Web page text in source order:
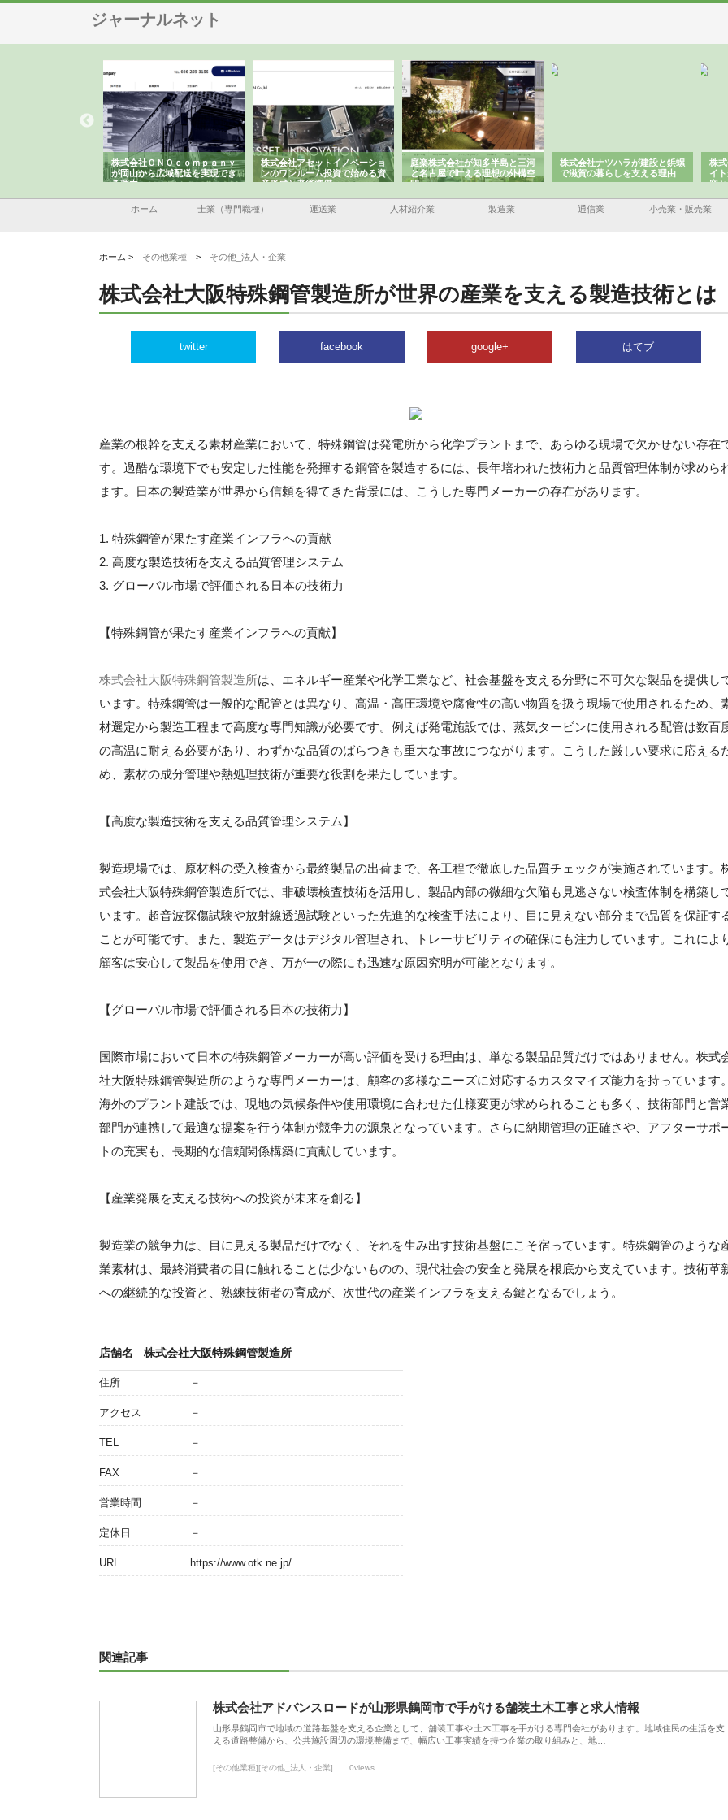
ジャーナルネット
株式会社ＯＮＯｃｏｍｐａｎｙ
が岡山から広域配送を実現でき
る理由
株式会社アセットイノベーショ
ンのワンルーム投資で始める資
産形成と老後準備
庭楽株式会社が知多半島と三河
と名古屋で叶える理想の外構空
間
株式会社ナツハラが建設と鋲螺
で滋賀の暮らしを支える理由
株
イ
容
ホーム 士業（専門職種） 運送業 人材紹介業 製造業 通信業 小売業・販売業
ホーム > その他業種 > その他_法人・企業
株式会社大阪特殊鋼管製造所が世界の産業を支える製造技術とは
twitter facebook google+ はてブ
産業の根幹を支える素材産業において、特殊鋼管は発電所から化学プラントまで、あらゆる現場で欠かせない存在
す。過酷な環境下でも安定した性能を発揮する鋼管を製造するには、長年培われた技術力と品質管理体制が求めら
ます。日本の製造業が世界から信頼を得てきた背景には、こうした専門メーカーの存在があります。
1. 特殊鋼管が果たす産業インフラへの貢献
2. 高度な製造技術を支える品質管理システム
3. グローバル市場で評価される日本の技術力
【特殊鋼管が果たす産業インフラへの貢献】
株式会社大阪特殊鋼管製造所は、エネルギー産業や化学工業など、社会基盤を支える分野に不可欠な製品を提供し
います。特殊鋼管は一般的な配管とは異なり、高温・高圧環境や腐食性の高い物質を扱う現場で使用されるため、
材選定から製造工程まで高度な専門知識が必要です。例えば発電施設では、蒸気タービンに使用される配管は数百
の高温に耐える必要があり、わずかな品質のばらつきも重大な事故につながります。こうした厳しい要求に応える
め、素材の成分管理や熱処理技術が重要な役割を果たしています。
【高度な製造技術を支える品質管理システム】
製造現場では、原材料の受入検査から最終製品の出荷まで、各工程で徹底した品質チェックが実施されています。
式会社大阪特殊鋼管製造所では、非破壊検査技術を活用し、製品内部の微細な欠陥も見逃さない検査体制を構築し
います。超音波探傷試験や放射線透過試験といった先進的な検査手法により、目に見えない部分まで品質を保証す
ことが可能です。また、製造データはデジタル管理され、トレーサビリティの確保にも注力しています。これによ
顧客は安心して製品を使用でき、万が一の際にも迅速な原因究明が可能となります。
【グローバル市場で評価される日本の技術力】
国際市場において日本の特殊鋼管メーカーが高い評価を受ける理由は、単なる製品品質だけではありません。株式
社大阪特殊鋼管製造所のような専門メーカーは、顧客の多様なニーズに対応するカスタマイズ能力を持っています。
海外のプラント建設では、現地の気候条件や使用環境に合わせた仕様変更が求められることも多く、技術部門と営
部門が連携して最適な提案を行う体制が競争力の源泉となっています。さらに納期管理の正確さや、アフターサポ
トの充実も、長期的な信頼関係構築に貢献しています。
【産業発展を支える技術への投資が未来を創る】
製造業の競争力は、目に見える製品だけでなく、それを生み出す技術基盤にこそ宿っています。特殊鋼管のような
業素材は、最終消費者の目に触れることは少ないものの、現代社会の安全と発展を根底から支えています。技術革
への継続的な投資と、熟練技術者の育成が、次世代の産業インフラを支える鍵となるでしょう。
店舗名 株式会社大阪特殊鋼管製造所
住所 －
アクセス －
TEL －
FAX －
営業時間 －
定休日 －
URL https://www.otk.ne.jp/
関連記事
株式会社アドバンスロードが山形県鶴岡市で手がける舗装土木工事と求人情報
山形県鶴岡市で地域の道路基盤を支える企業として、舗装工事や土木工事を手がける専門会社があります。地域住民の生活を支
える道路整備から、公共施設周辺の環境整備まで、幅広い工事実績を持つ企業の取り組みと、地…
[その他業種][その他_法人・企業] 0views